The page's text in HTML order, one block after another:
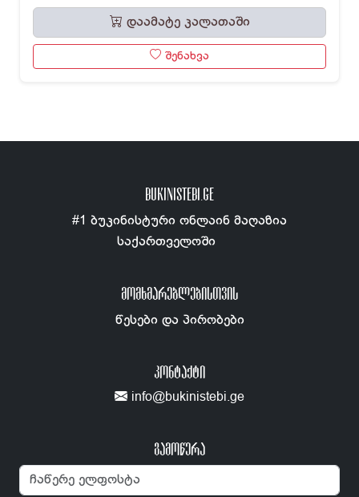
დაამატე კალათაში
შენახვა
BUKINISTEBI.GE
#1 ბუკინისტური ონლაინ მაღაზია
საქართველოში
ᲛᲝᲛᲮᲛᲐᲠᲔᲑᲚᲔᲑᲘᲡᲗᲕᲘᲡ
წესები და პირობები
ᲙᲝᲜᲢᲐᲥᲢᲘ
info@bukinistebi.ge
გამოწერა